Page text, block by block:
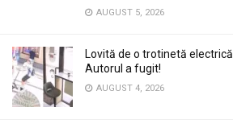
AUGUST 5, 2026
Lovită de o trotinetă electrică.
Autorul a fugit!
AUGUST 4, 2026